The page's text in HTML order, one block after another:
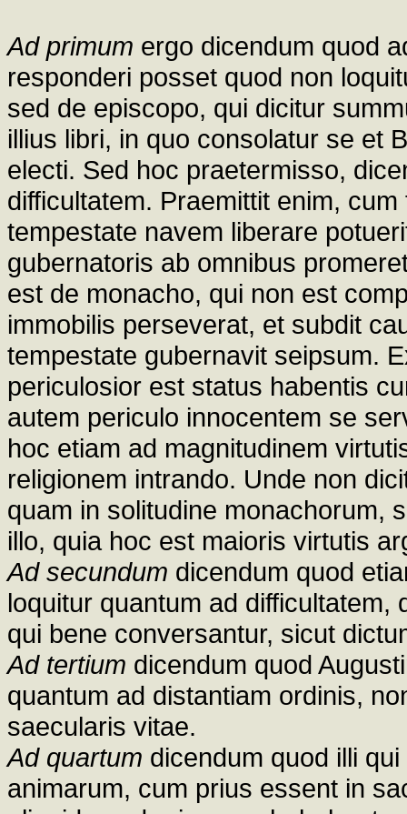
Ad primum ergo dicendum quod
responderi posset quod non
sed de episcopo, qui dicitur
illius libri, in quo consolatur se et
electi. Sed hoc praetermisso,
difficultatem. Praemittit enim,
tempestate navem liberare
gubernatoris ab omnibus
est de monacho, qui non est
immobilis perseverat, et subdit
tempestate gubernavit seipsum.
periculosior est status habentis
autem periculo innocentem se
hoc etiam ad magnitudinem
religionem intrando. Unde non
quam in solitudine monachorum,
illo, quia hoc est maioris virtutis
Ad secundum dicendum quod
loquitur quantum ad
qui bene conversantur, sicut
Ad tertium dicendum quod
quantum ad distantiam ordinis,
saecularis vitae.
Ad quartum dicendum quod illi
animarum, cum prius essent in